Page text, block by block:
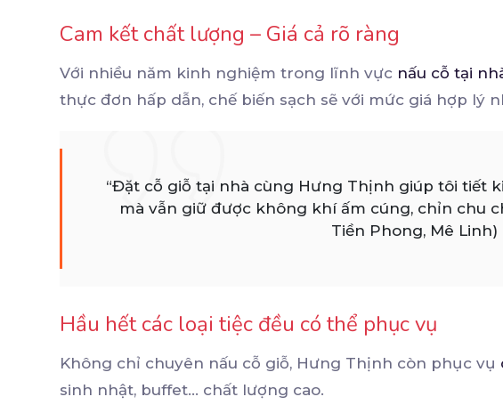
Cam kết chất lượng – Giá cả rõ ràng
Với nhiều năm kinh nghiệm trong lĩnh vực nấu cỗ tại
thực đơn hấp dẫn, chế biến sạch sẽ với mức giá hợp lý
“Đặt cỗ giỗ tại nhà cùng Hưng Thịnh giúp tôi tiết
mà vẫn giữ được không khí ấm cúng, chỉn chu
Tiền Phong, Mê Linh)
Hầu hết các loại tiệc đều có thể phục vụ
Không chỉ chuyên nấu cỗ giỗ, Hưng Thịnh còn phục vụ
sinh nhật, buffet... chất lượng cao.